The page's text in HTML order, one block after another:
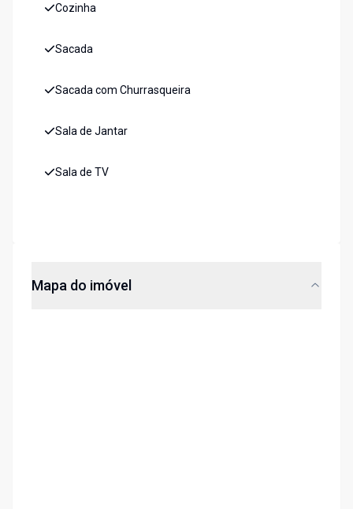
Cozinha
Sacada
Sacada com Churrasqueira
Sala de Jantar
Sala de TV
Mapa do imóvel